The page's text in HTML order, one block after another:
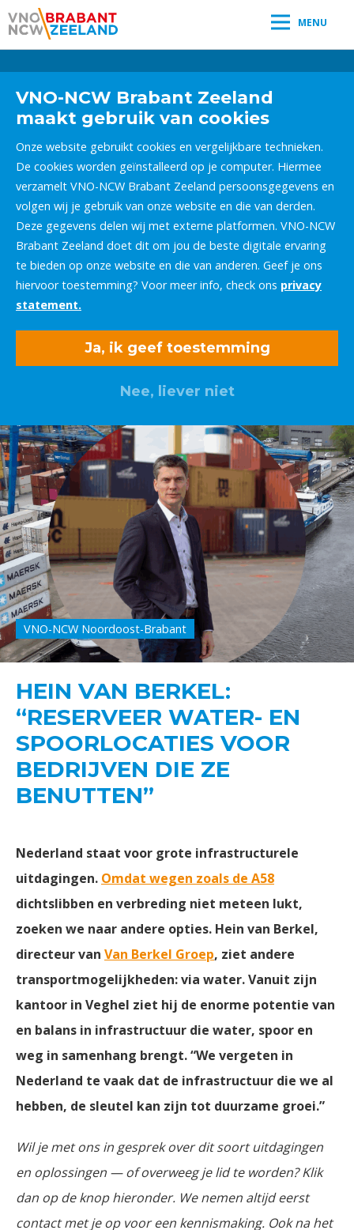
MENU
VNO-NCW Brabant Zeeland
maakt gebruik van cookies
Onze website gebruikt cookies en vergelijkbare technieken.
De cookies worden geïnstalleerd op je computer. Hiermee
verzamelt VNO-NCW Brabant Zeeland persoonsgegevens en
volgen wij je gebruik van onze website en die van derden.
Deze gegevens delen wij met externe platformen. VNO-NCW
Brabant Zeeland doet dit om jou de beste digitale ervaring
te bieden op onze website en die van anderen. Geef je ons
hiervoor toestemming? Voor meer info, check ons privacy
statement.
Ja, ik geef toestemming
Nee, liever niet
VNO-NCW Noordoost-Brabant
HEIN VAN BERKEL:
“RESERVEER WATER- EN
SPOORLOCATIES VOOR
BEDRIJVEN DIE ZE
BENUTTEN”
Nederland staat voor grote infrastructurele
uitdagingen. Omdat wegen zoals de A58
dichtslibben en verbreding niet meteen lukt,
zoeken we naar andere opties. Hein van Berkel,
directeur van Van Berkel Groep, ziet andere
transportmogelijkheden: via water. Vanuit zijn
kantoor in Veghel ziet hij de enorme potentie van
en balans in infrastructuur die water, spoor en
weg in samenhang brengt. “We vergeten in
Nederland te vaak dat de infrastructuur die we al
hebben, de sleutel kan zijn tot duurzame groei.”
Wil je met ons in gesprek over dit soort uitdagingen
en oplossingen — of overweeg je lid te worden? Klik
dan op de knop hieronder. We nemen altijd eerst
contact met je op voor een kennismaking. Ook na het